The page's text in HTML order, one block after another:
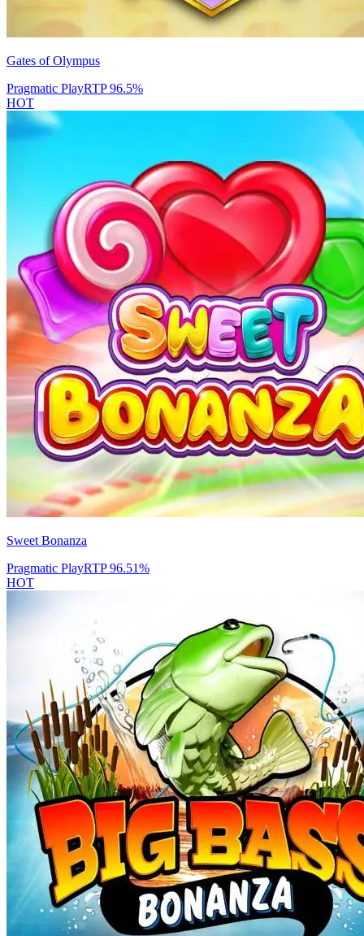
Gates of Olympus
Pragmatic PlayRTP96.5%
HOT
Sweet Bonanza
Pragmatic PlayRTP96.51%
HOT